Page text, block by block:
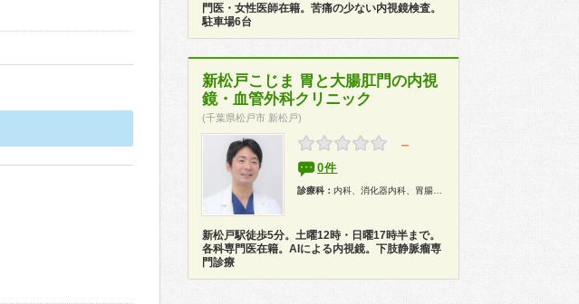
門医・女性医師在籍。苦痛の少ない内視鏡検査。
駐車場6台
新松戸こじま 胃と大腸肛門の内視
鏡・血管外科クリニック
(千葉県松戸市 新松戸)
－
0件
診療科： 内科、消化器内科、胃腸科、外科、心臓血管外科、消化器外科、内視鏡、健康診断、人間ドック
新松戸駅徒歩5分。土曜12時・日曜17時半まで。
各科専門医在籍。AIによる内視鏡。下肢静脈瘤専
門診療